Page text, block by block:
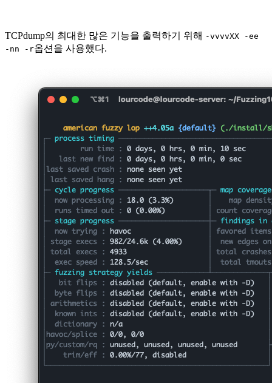
TCPdump의 최대한 많은 기능을 출력하기 위해 -vvvvXX -ee
-nn -r옵션을 사용했다.